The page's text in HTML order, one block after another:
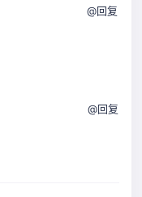
@回复
@回复